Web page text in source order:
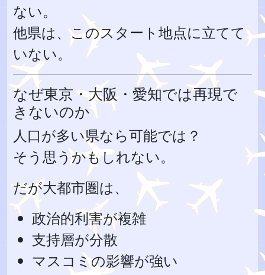
ない。
他県は、このスタート地点に立てて
いない。
なぜ東京・大阪・愛知では再現で
きないのか
人口が多い県なら可能では？
そう思うかもしれない。
だが大都市圏は、
政治的利害が複雑
支持層が分散
マスコミの影響が強い